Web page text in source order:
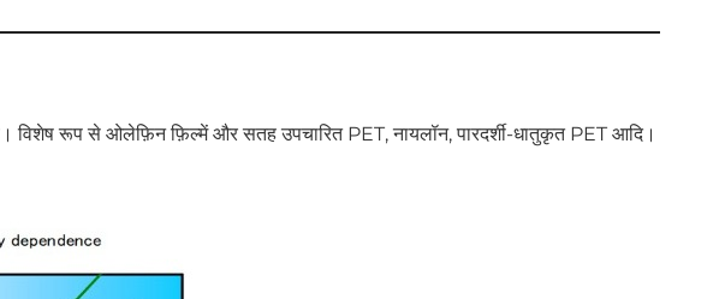
रूप से ओलेफ़िन फ़िल्में और सतह उपचारित PET, नायलॉन, पारदर्शी-धातुकृत PET आदि।